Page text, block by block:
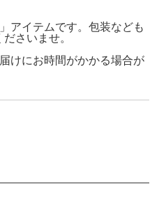
アイテムです。包装なども
さいませ。
けにお時間がかかる場合が